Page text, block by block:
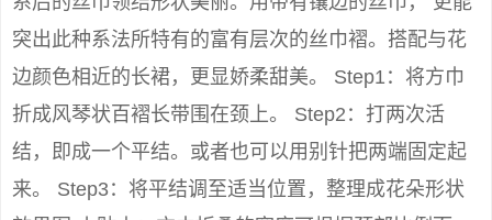
突出此种系法所特有的富有层次的丝巾褶。搭配与花
边颜色相近的长裙，更显娇柔甜美。 Step1：将方巾
折成风琴状百褶长带围在颈上。 Step2：打两次活
结，即成一个平结。或者也可以用别针把两端固定起
来。 Step3：将平结调至适当位置，整理成花朵形状